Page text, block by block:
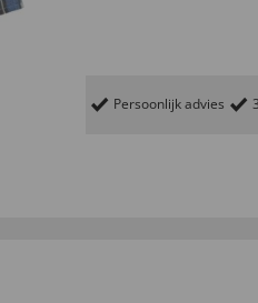
Persoonlijk advies